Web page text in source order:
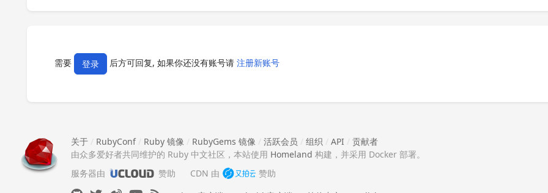
需要 登录 后方可回复, 如果你还没有账号请 注册新账号
关于 / RubyConf/ Ruby 镜像 / RubyGems 镜像 / 活跃会员 / 组织 / API / 贡献者
由众多爱好者共同维护的 Ruby 中文社区，本站使用 Homeland 构建，并采用 Docker 部署。
服务器由
赞助 CDN 由
赞助